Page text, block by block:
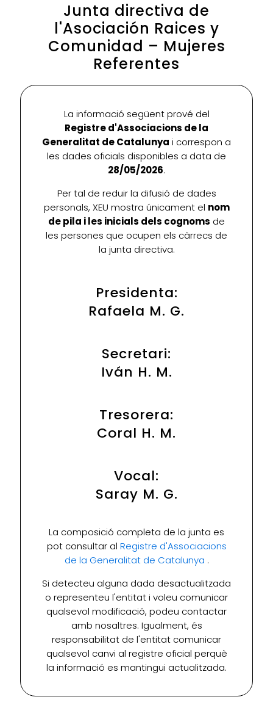
Junta directiva de
l'Asociación Raices y
Comunidad – Mujeres
Referentes
La informació següent prové del
Registre d'Associacions de la
Generalitat de Catalunya i correspon a
les dades oficials disponibles a data de
28/05/2026.
Per tal de reduir la difusió de dades
personals, XEU mostra únicament el nom
de pila i les inicials dels cognoms de
les persones que ocupen els càrrecs de
la junta directiva.
Presidenta:
Rafaela M. G.
Secretari:
Iván H. M.
Tresorera:
Coral H. M.
Vocal:
Saray M. G.
La composició completa de la junta es
pot consultar al Registre d'Associacions
de la Generalitat de Catalunya .
Si detecteu alguna dada desactualitzada
o representeu l'entitat i voleu comunicar
qualsevol modificació, podeu contactar
amb nosaltres. Igualment, és
responsabilitat de l'entitat comunicar
qualsevol canvi al registre oficial perquè
la informació es mantingui actualitzada.